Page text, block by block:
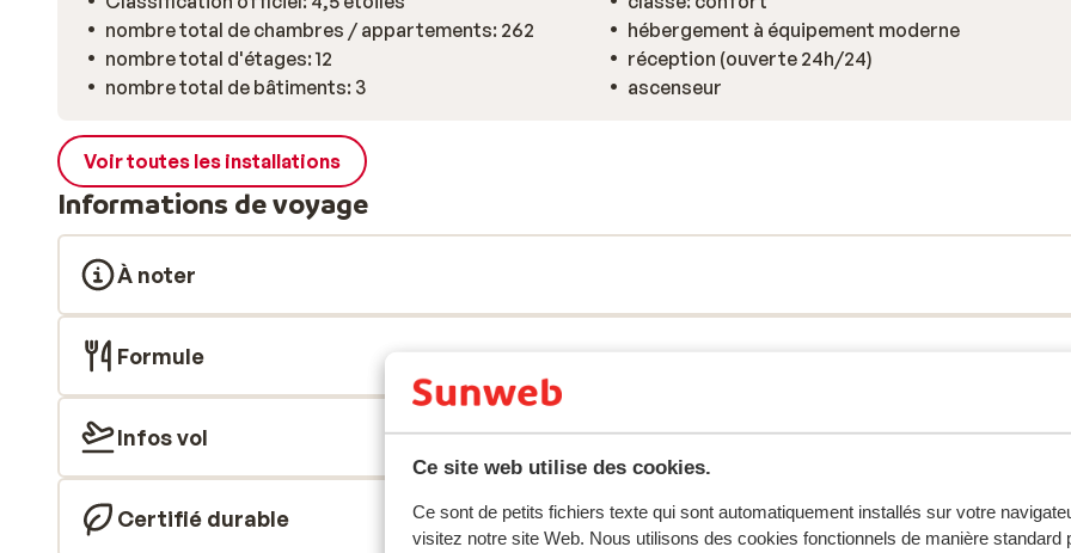
Ce site web utilise des cookies.
Ce sont de petits fichiers texte qui sont automatiquement installés sur votre
visitez notre site Web. Nous utilisons des cookies fonctionnels de manière standard
nombre total de chambres / appartements: 262
nombre total d'étages: 12
nombre total de bâtiments: 3
hébergement à équipement moderne
réception (ouverte 24h/24)
ascenseur
Voir toutes les installations
Informations de voyage
À noter
Formule
Infos vol
Certifié durable